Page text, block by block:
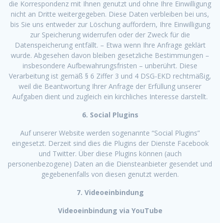
die Korrespondenz mit Ihnen genutzt und ohne Ihre Einwilligung
nicht an Dritte weitergegeben. Diese Daten verbleiben bei uns,
bis Sie uns entweder zur Löschung auffordern, Ihre Einwilligung
zur Speicherung widerrufen oder der Zweck für die
Datenspeicherung entfällt. – Etwa wenn Ihre Anfrage geklärt
wurde. Abgesehen davon bleiben gesetzliche Bestimmungen –
insbesondere Aufbewahrungsfristen – unberührt. Diese
Verarbeitung ist gemäß § 6 Ziffer 3 und 4 DSG-EKD rechtmäßig,
weil die Beantwortung Ihrer Anfrage der Erfüllung unserer
Aufgaben dient und zugleich ein kirchliches Interesse darstellt.
6. Social Plugins
Auf unserer Website werden sogenannte “Social Plugins”
eingesetzt. Derzeit sind dies die Plugins der Dienste Facebook
und Twitter. Über diese Plugins können (auch
personenbezogene) Daten an die Diensteanbieter gesendet und
gegebenenfalls von diesen genutzt werden.
7. Videoeinbindung
Videoeinbindung via YouTube